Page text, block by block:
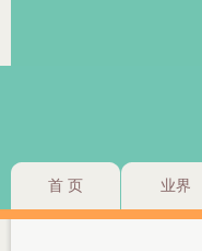
首 页 业界